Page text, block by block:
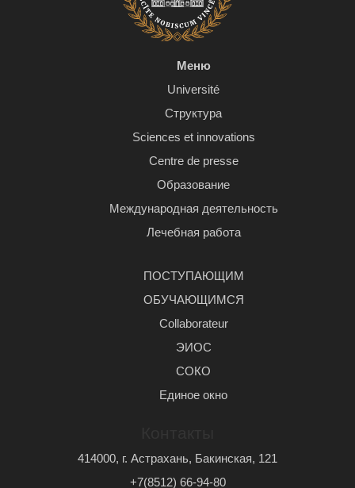
Меню
Université
Структура
Sciences et innovations
Centre de presse
Образование
Международная деятельность
Лечебная работа
ПОСТУПАЮЩИМ
ОБУЧАЮЩИМСЯ
Сollaborateur
ЭИОС
СОКО
Единое окно
414000, г. Астрахань, Бакинская, 121
+7(8512) 66-94-80